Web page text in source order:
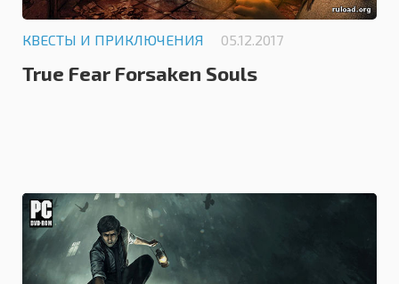
КВЕСТЫ И ПРИКЛЮЧЕНИЯ 05.12.2017
True Fear Forsaken Souls